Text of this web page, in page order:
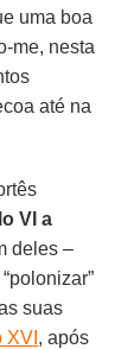
uma boa
me, nesta
até na
VI a
deles –
suas
XVI , após